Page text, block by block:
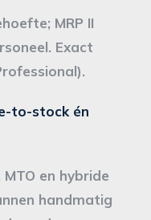
MRP II
Exact
to-stock én
en hybride
handmatig